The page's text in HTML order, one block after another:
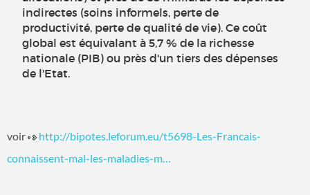
indirectes (soins informels, perte de
productivité, perte de qualité de vie). Ce coût
global est équivalant à 5,7 % de la richesse
nationale (PIB) ou près d'un tiers des dépenses
de l'Etat.
voir
http://bipotes.leforum.eu/t5698-Les-Francais-
connaissent-mal-les-maladies-m…